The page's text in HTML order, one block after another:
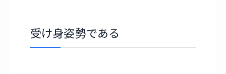
受け身姿勢である